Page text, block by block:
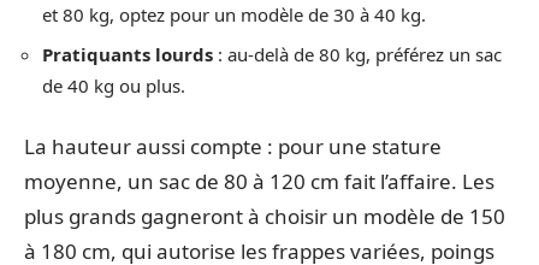
et 80 kg, optez pour un modèle de 30 à 40 kg.
Pratiquants lourds : au-delà de 80 kg, préférez un sac
de 40 kg ou plus.
La hauteur aussi compte : pour une stature
moyenne, un sac de 80 à 120 cm fait l’affaire. Les
plus grands gagneront à choisir un modèle de 150
à 180 cm, qui autorise les frappes variées, poings